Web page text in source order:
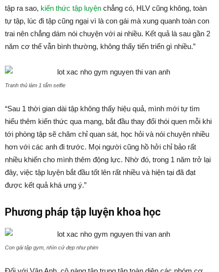
tập ra sao, kiến thức tập luyện chẳng có, HLV cũng không, toàn
tự tập, lúc đi tập cũng ngại vì là con gái mà xung quanh toàn con
trai nên chẳng dám nói chuyện với ai nhiều. Kết quả là sau gần 2
năm cơ thể vẫn bình thường, không thấy tiến triển gì nhiều.”
Tranh thủ làm 1 tấm selfie
“Sau 1 thời gian dài tập không thấy hiệu quả, mình mới tự tìm
hiểu thêm kiến thức qua mạng, bắt đầu thay đổi thói quen mỗi khi
tới phòng tập sẽ chăm chỉ quan sát, học hỏi và nói chuyện nhiều
hơn với các anh đi trước. Mọi người cũng hồ hởi chỉ bảo rất
nhiều khiến cho mình thêm động lực. Nhờ đó, trong 1 năm trở lại
đây, việc tập luyện bắt đầu tốt lên rất nhiều và hiện tại đã đạt
được kết quả khá ưng ý.”
Phương pháp tập luyện khoa học
Con gái tập gym, nhìn cứ đẹp như phim